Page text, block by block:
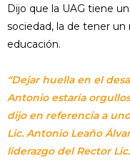
Dijo que la UAG tiene
sociedad, la de tener
educación.
“Dejar huella en el
Antonio estaría
dijo en referencia a
Lic. Antonio Leaño
liderazgo del Rector